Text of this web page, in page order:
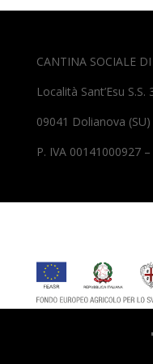
CANTINA SOCIALE
Località Sant’Esu
09041 Dolianova
P. IVA 00141000927